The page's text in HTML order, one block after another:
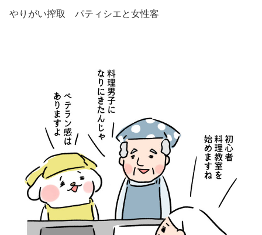
やりがい搾取 パティシエと女性客